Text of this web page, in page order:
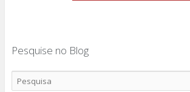
Pesquise no Blog